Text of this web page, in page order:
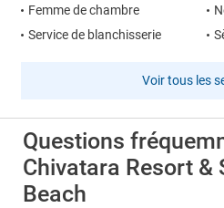
Femme de chambre
Service de blanchisserie
Voir tous les
Questions
Chivatara Resort &
Beach